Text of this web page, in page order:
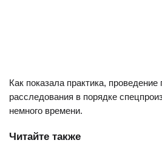
Как показала практика, проведение
расследования в порядке
немного времени.
Читайте также